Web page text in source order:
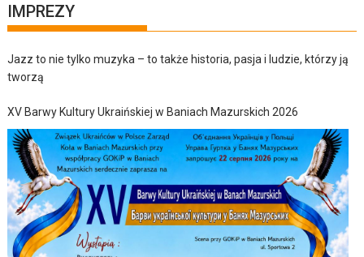
IMPREZY
Jazz to nie tylko muzyka – to także historia, pasja i ludzie, którzy ją
tworzą
XV Barwy Kultury Ukraińskiej w Baniach Mazurskich 2026